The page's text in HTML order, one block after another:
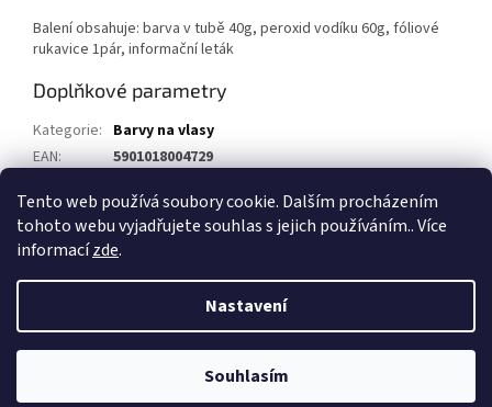
Tento web používá soubory cookie. Dalším procházením
tohoto webu vyjadřujete souhlas s jejich používáním.. Více
informacízde.
Nastavení
Souhlasím
Více informací
Balení obsahuje: barva v tubě 40g, peroxid vodíku 60g, fóliové
rukavice 1pár, informační leták
Doplňkové parametry
Kategorie: Barvy na vlasy
EAN:
5901018004729
Copyright 20261kosmetika.cz. Všechna práva vyhrazena.Upravit
nastavení cookies